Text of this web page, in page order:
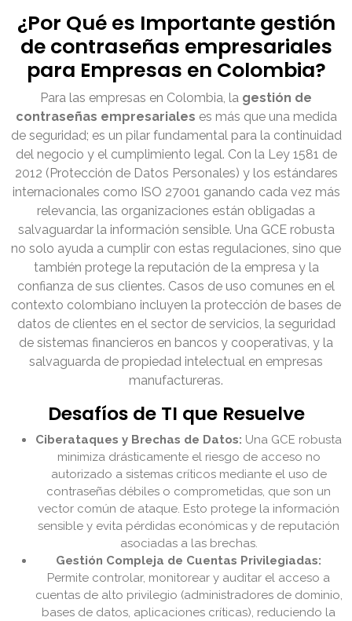
¿Por Qué es Importante gestión
de contraseñas empresariales
para Empresas en Colombia?
Para las empresas en Colombia, la gestión de
contraseñas empresariales es más que una medida
de seguridad; es un pilar fundamental para la continuidad
del negocio y el cumplimiento legal. Con la Ley 1581 de
2012 (Protección de Datos Personales) y los estándares
internacionales como ISO 27001 ganando cada vez más
relevancia, las organizaciones están obligadas a
salvaguardar la información sensible. Una GCE robusta
no solo ayuda a cumplir con estas regulaciones, sino que
también protege la reputación de la empresa y la
confianza de sus clientes. Casos de uso comunes en el
contexto colombiano incluyen la protección de bases de
datos de clientes en el sector de servicios, la seguridad
de sistemas financieros en bancos y cooperativas, y la
salvaguarda de propiedad intelectual en empresas
manufactureras.
Desafíos de TI que Resuelve
Ciberataques y Brechas de Datos: Una GCE robusta
minimiza drásticamente el riesgo de acceso no
autorizado a sistemas críticos mediante el uso de
contraseñas débiles o comprometidas, que son un
vector común de ataque. Esto protege la información
sensible y evita pérdidas económicas y de reputación
asociadas a las brechas.
Gestión Compleja de Cuentas Privilegiadas:
Permite controlar, monitorear y auditar el acceso a
cuentas de alto privilegio (administradores de dominio,
bases de datos, aplicaciones críticas), reduciendo la